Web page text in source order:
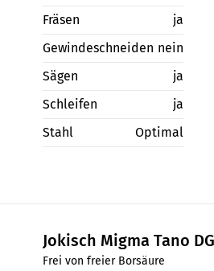
Fräsen
ja
Gewindeschneiden nein
Sägen
ja
Schleifen
ja
Stahl
Optimal
Jokisch Migma Tano
Frei von freier Borsäure